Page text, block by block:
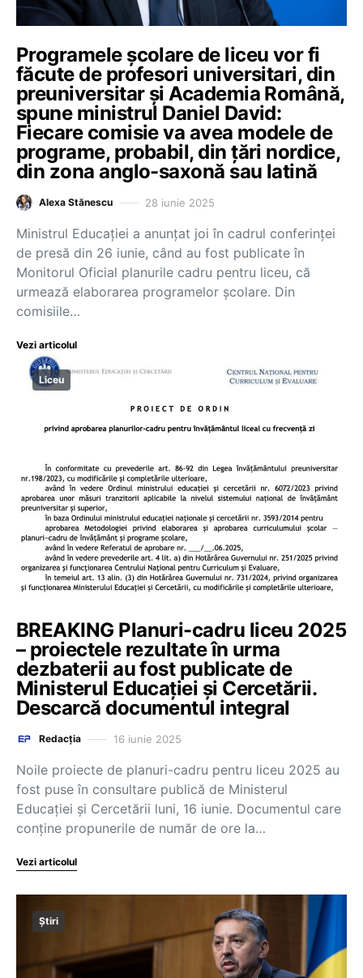
Programele școlare de liceu vor fi
făcute de profesori universitari, din
preuniversitar și Academia Română,
spune ministrul Daniel David:
Fiecare comisie va avea modele de
programe, probabil, din țări nordice,
din zona anglo-saxonă sau latină
Alexa Stănescu 28 iunie 2025
Ministrul Educației a anunțat joi în cadrul conferinței
de presă din 26 iunie, când au fost publicate în
Monitorul Oficial planurile cadru pentru liceu, că
urmează elaborarea programelor școlare. Din
comisiile…
Vezi articolul
Liceu
BREAKING Planuri-cadru liceu 2025
– proiectele rezultate în urma
dezbaterii au fost publicate de
Ministerul Educației și Cercetării.
Descarcă documentul integral
Redacția 16 iunie 2025
Noile proiecte de planuri-cadru pentru liceu 2025 au
fost puse în consultare publică de Ministerul
Educației și Cercetării luni, 16 iunie. Documentul care
conține propunerile de număr de ore la…
Vezi articolul
Știri